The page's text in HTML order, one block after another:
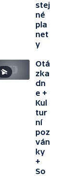
stej
né
pla
net
y
Otá
zka
dn
e +
Kul
tur
ní
poz
ván
ky
+
So